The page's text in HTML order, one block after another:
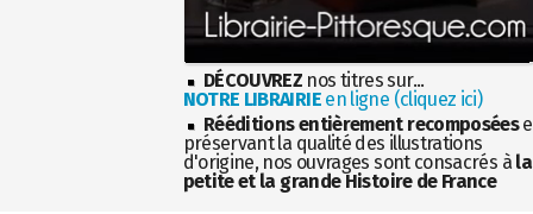
DÉCOUVREZ nos titres sur...
NOTRE LIBRAIRIEen ligne (cliquez ici)
Rééditions entièrement recomposées
préservant la qualité des illustrations
d'origine, nos ouvrages sont consacrés à la
petite et la grande Histoire de France